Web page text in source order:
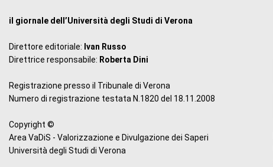
il giornale dell’Università degli Studi di Verona
Direttore editoriale: Ivan Russo
Direttrice responsabile: Roberta Dini
Registrazione presso il Tribunale di Verona
Numero di registrazione testata N.1820 del 18.11.2008
Copyright ©
Area VaDiS - Valorizzazione e Divulgazione dei Saperi
Università degli Studi di Verona